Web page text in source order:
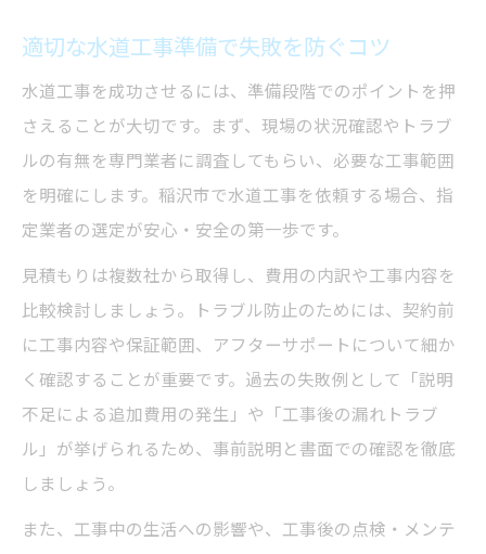
工事費用の内訳と見積もりの確認ポイント
水回りリフォーム費用の主な内訳を徹底解
説
稲沢市水道工事費用が変動する要素と対策
見積もりで比較すべき重要なチェック項目
追加費用を防ぐ見積もりの取り方と確認法
水回りリフォーム中に起きやすいトラブル
例
緊急時の稲沢市水道修理依頼の流れ
指定業者による迅速な対応のポイント
トラブル解決後の再発防止策について
適切な水道工事準備で失敗を防ぐコツ
水道工事を成功させるには、準備段階でのポイントを押
さえることが大切です。まず、現場の状況確認やトラブ
ルの有無を専門業者に調査してもらい、必要な工事範囲
を明確にします。稲沢市で水道工事を依頼する場合、指
定業者の選定が安心・安全の第一歩です。
見積もりは複数社から取得し、費用の内訳や工事内容を
比較検討しましょう。トラブル防止のためには、契約前
に工事内容や保証範囲、アフターサポートについて細か
く確認することが重要です。過去の失敗例として「説明
不足による追加費用の発生」や「工事後の漏れトラブ
ル」が挙げられるため、事前説明と書面での確認を徹底
しましょう。
また、工事中の生活への影響や、工事後の点検・メンテ